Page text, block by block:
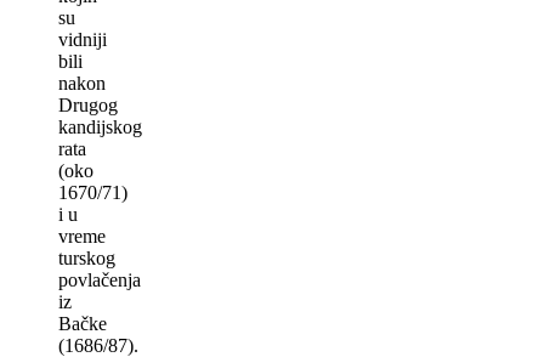
su
vidniji
bili
nakon
Drugog
kandijskog
rata
(oko
1670/71)
i u
vreme
turskog
povlačenja
iz
Bačke
(1686/87).